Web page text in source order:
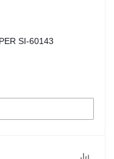
SI-60143